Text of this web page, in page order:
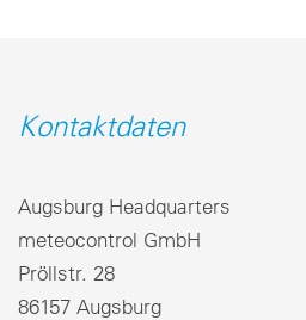
Kontaktdaten
Augsburg Headquarters
meteocontrol GmbH
Pröllstr. 28
86157 Augsburg